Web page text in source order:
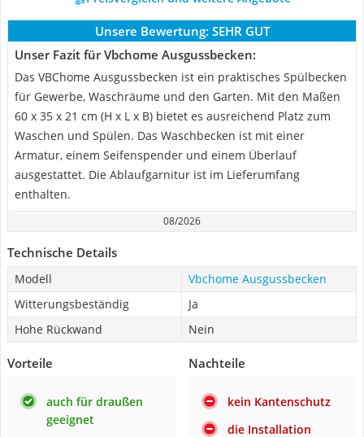
Unsere Bewertung: SEHR GUT
Unser Fazit für Vbchome Ausgussbecken:
Das VBChome Ausgussbecken ist ein praktisches Spülbecken
für Gewerbe, Waschräume und den Garten. Mit den Maßen
60 x 35 x 21 cm (H x L x B) bietet es ausreichend Platz zum
Waschen und Spülen. Das Waschbecken ist mit einer
Armatur, einem Seifenspender und einem Überlauf
ausgestattet. Die Ablaufgarnitur ist im Lieferumfang
enthalten.
08/2026
Technische Details
Modell
Vbchome Ausgussbecken
Witterungsbeständig
Ja
Hohe Rückwand
Nein
Vorteile
auch für draußen
geeignet
Nachteile
kein Kantenschutz
die Installation